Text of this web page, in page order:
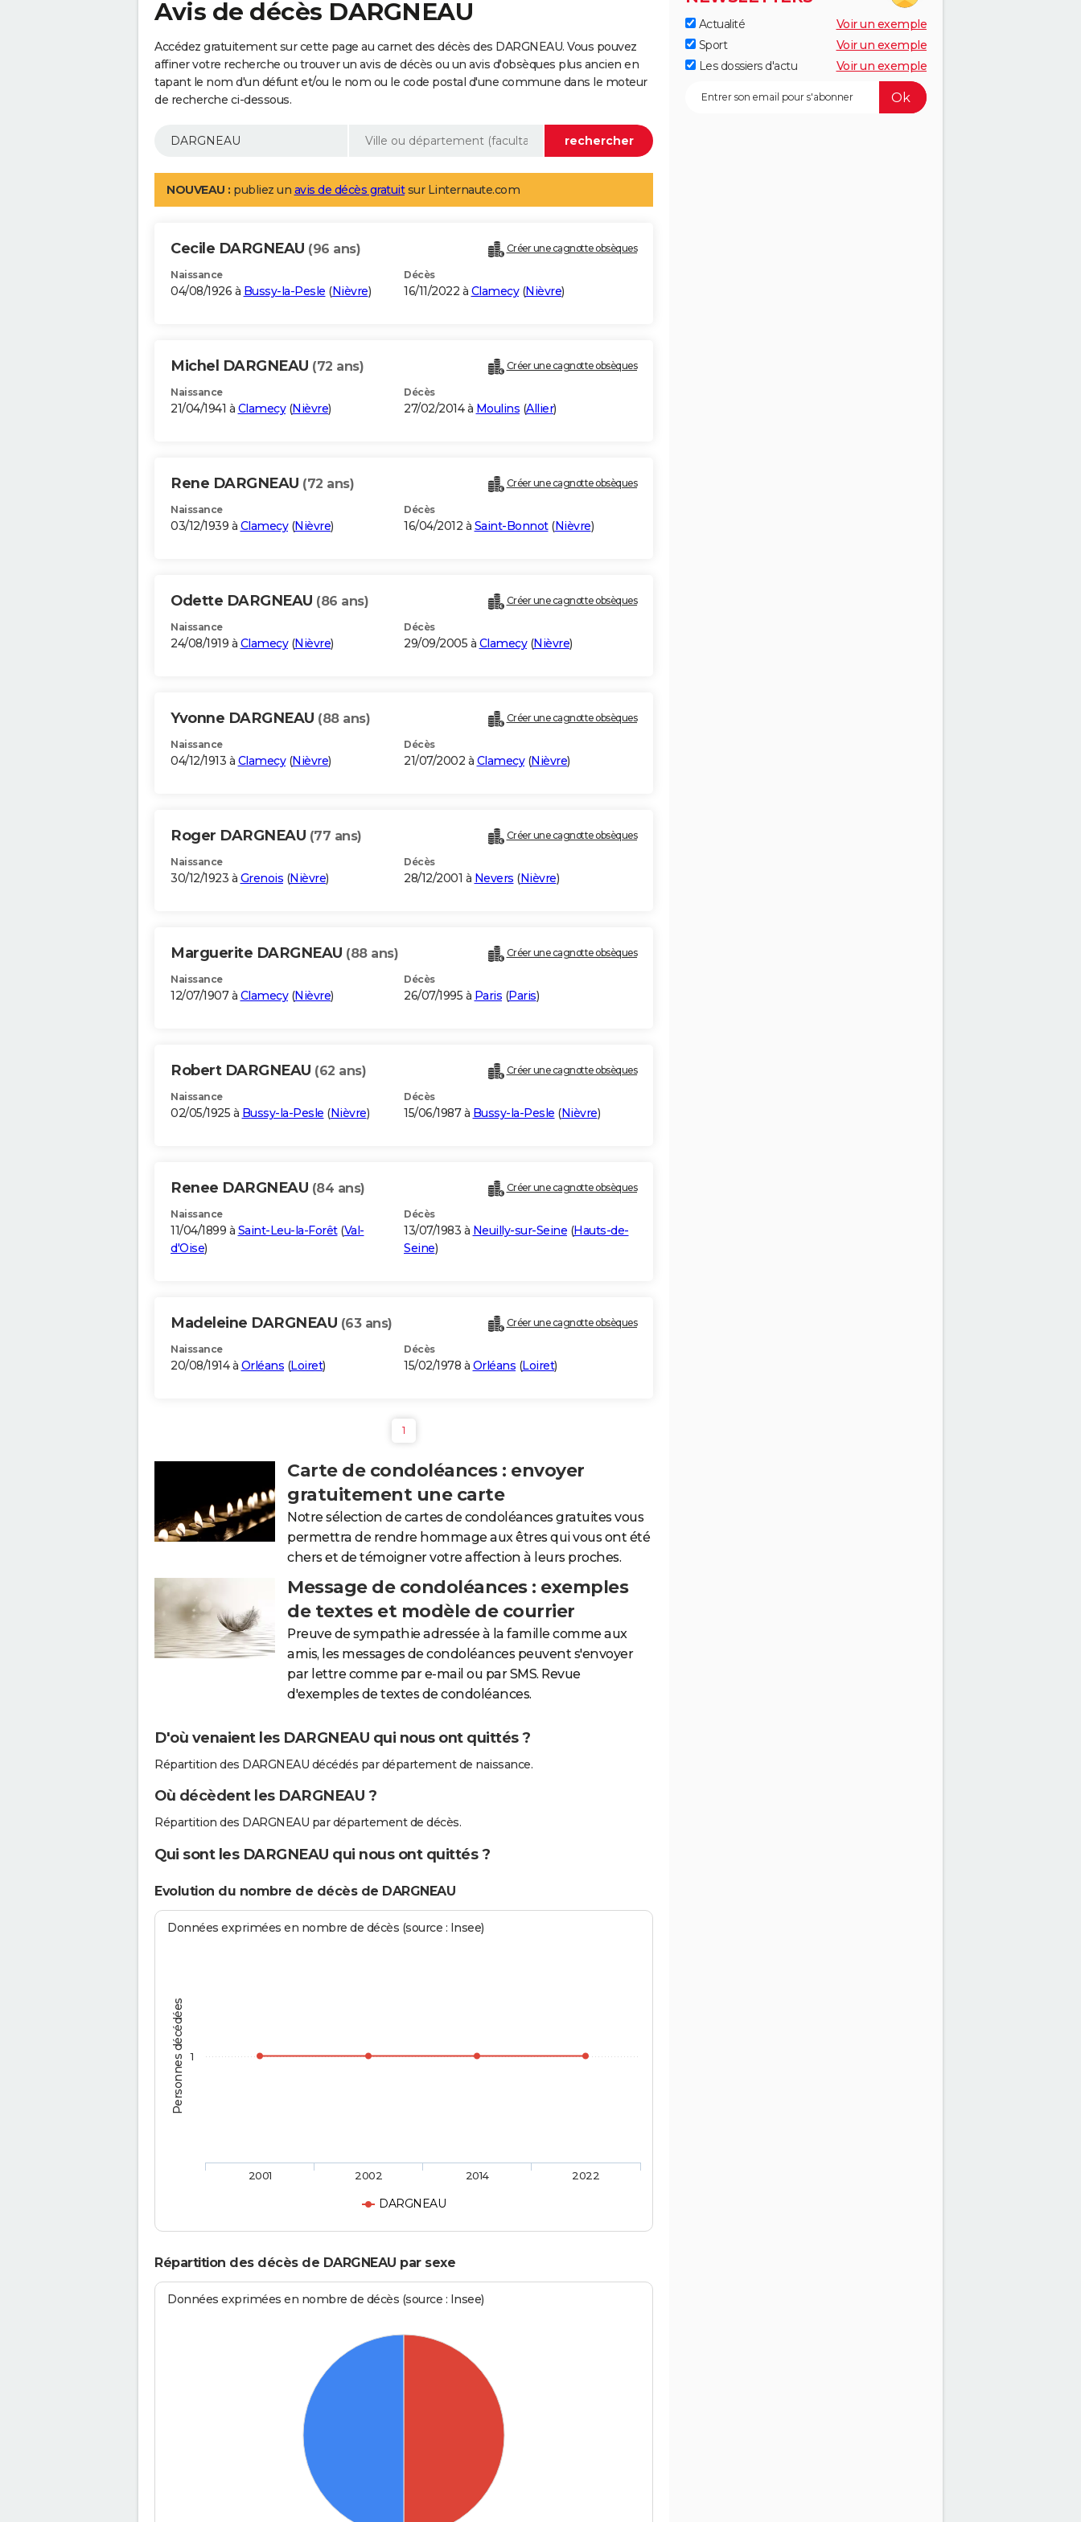
Avis de décès DARGNEAU
Accédez gratuitement sur cette page au carnet des décès des DARGNEAU. Vous pouvez
affiner votre recherche ou trouver un avis de décès ou un avis d'obsèques plus ancien en
tapant le nom d'un défunt et/ou le nom ou le code postal d'une commune dans le moteur
de recherche ci-dessous.
NOUVEAU : publiez un avis de décès gratuitsur Linternaute.com
Cecile DARGNEAU (96 ans) Créer une cagnotte obsèques
Naissance
04/08/1926 à Bussy-la-Pesle (Nièvre)
Décès
16/11/2022 à Clamecy(Nièvre)
Michel DARGNEAU (72 ans) Créer une cagnotte obsèques
Naissance
21/04/1941 à Clamecy(Nièvre)
Décès
27/02/2014 à Moulins (Allier)
Rene DARGNEAU (72 ans) Créer une cagnotte obsèques
Naissance
03/12/1939 à Clamecy(Nièvre)
Décès
16/04/2012 à Saint-Bonnot(Nièvre)
Odette DARGNEAU (86 ans) Créer une cagnotte obsèques
Naissance
24/08/1919 à Clamecy(Nièvre)
Décès
29/09/2005 à Clamecy(Nièvre)
Yvonne DARGNEAU (88 ans) Créer une cagnotte obsèques
Naissance
04/12/1913 à Clamecy(Nièvre)
Décès
21/07/2002 à Clamecy(Nièvre)
Roger DARGNEAU (77 ans) Créer une cagnotte obsèques
Naissance
30/12/1923 à Grenois (Nièvre)
Décès
28/12/2001 à Nevers (Nièvre)
Marguerite DARGNEAU (88 ans) Créer une cagnotte obsèques
Naissance
12/07/1907 à Clamecy(Nièvre)
Décès
26/07/1995 à Paris (Paris)
Robert DARGNEAU (62 ans) Créer une cagnotte obsèques
Naissance
02/05/1925 à Bussy-la-Pesle (Nièvre)
Décès
15/06/1987 à Bussy-la-Pesle (Nièvre)
Renee DARGNEAU (84 ans) Créer une cagnotte obsèques
Naissance
11/04/1899 à Saint-Leu-la-Forêt(Val-
d'Oise)
Décès
13/07/1983 à Neuilly-sur-Seine (Hauts-de-
Seine)
Madeleine DARGNEAU (63 ans) Créer une cagnotte obsèques
Naissance
20/08/1914 à Orléans (Loiret)
Décès
15/02/1978 à Orléans (Loiret)
1
Carte de condoléances : envoyer
gratuitement une carte
Notre sélection de cartes de condoléances gratuites vous
permettra de rendre hommage aux êtres qui vous ont été
chers et de témoigner votre affection à leurs proches.
Message de condoléances : exemples
de textes et modèle de courrier
Preuve de sympathie adressée à la famille comme aux
amis, les messages de condoléances peuvent s'envoyer
par lettre comme par e-mail ou par SMS. Revue
d'exemples de textes de condoléances.
D'où venaient les DARGNEAU qui nous ont quittés ?
Répartition des DARGNEAU décédés par département de naissance.
Où décèdent les DARGNEAU ?
Répartition des DARGNEAU par département de décès.
Qui sont les DARGNEAU qui nous ont quittés ?
Evolution du nombre de décès de DARGNEAU
Personnes décédées
Données exprimées en nombre de décès (source : Insee)
DARGNEAU
2001 2002 2014 2022
1
Répartition des décès de DARGNEAU par sexe
Données exprimées en nombre de décès (source : Insee)
Actualité
Voir un exemple
Sport
Voir un exemple
Les dossiers d'actu
Voir un exemple